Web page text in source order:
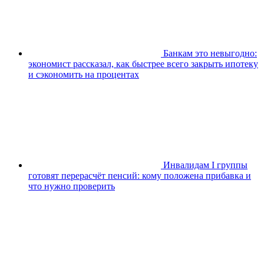
Банкам это невыгодно:
экономист рассказал, как быстрее всего закрыть ипотеку
и сэкономить на процентах
Инвалидам I группы
готовят перерасчёт пенсий: кому положена прибавка и
что нужно проверить